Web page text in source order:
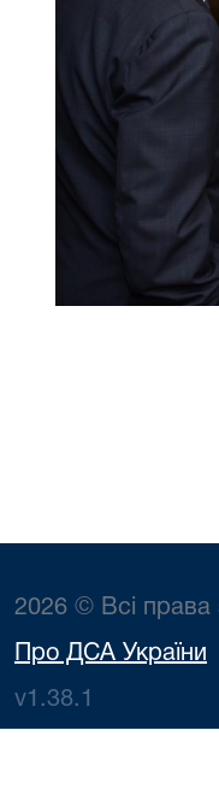
2026 © Всі права
Про ДСА України
v1.38.1